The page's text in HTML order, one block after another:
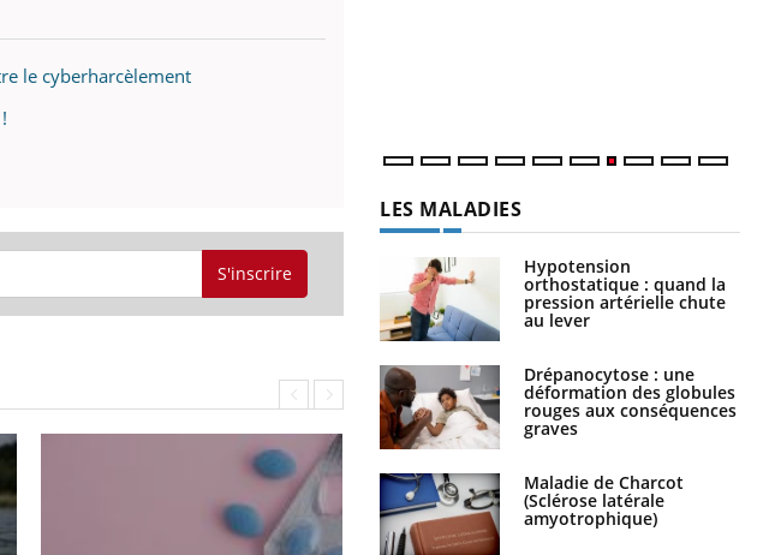
le cyberharcèlement
S'inscrire
LES MALADIES
Hypotension
orthostatique : quand la
pression artérielle chute
au lever
Drépanocytose : une
déformation des globules
rouges aux conséquences
graves
Maladie de Charcot
(Sclérose latérale
amyotrophique)